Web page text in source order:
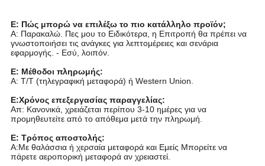
Ε: Πώς μπορώ να επιλέξω το πιο κατάλληλο προϊόν;
Α: Παρακαλώ. Πες μου το Ειδικότερα, η Επιτροπή θα πρέπει να
γνωστοποιήσει τις ανάγκες για λεπτομέρειες και σενάρια
εφαρμογής. - Εσύ, λοιπόν.
Ε: Μέθοδοι πληρωμής:
Α: T/T (τηλεγραφική μεταφορά) ή Western Union.
Ε:Χρόνος επεξεργασίας παραγγελίας:
Απ: Κανονικά, χρειάζεται περίπου 3-10 ημέρες για να
προμηθευτείτε από το απόθεμα μετά την πληρωμή.
Ε: Τρόπος αποστολής:
Α:Με θαλάσσια ή χερσαία μεταφορά και Εμείς Μπορείτε να
πάρετε αεροπορική μεταφορά αν χρειαστεί.